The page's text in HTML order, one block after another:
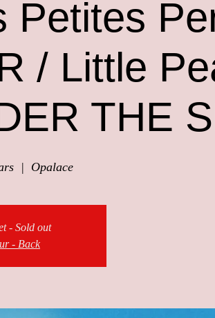
Petites
/ Little
THE
  |
Opalace
- Sold out
- Back